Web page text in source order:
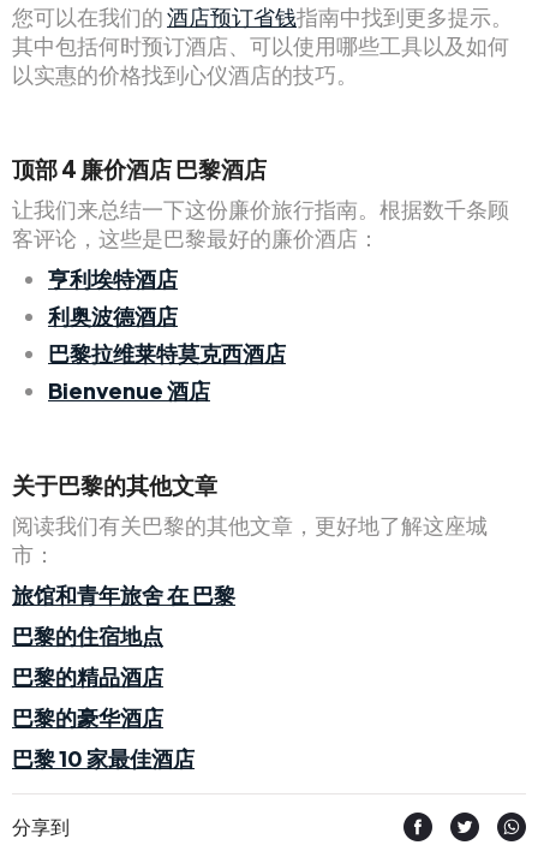
您可以在我们的酒店预订省钱指南中找到更多提示。
其中包括何时预订酒店、可以使用哪些工具以及如何
以实惠的价格找到心仪酒店的技巧。
顶部4 廉价酒店巴黎酒店
让我们来总结一下这份廉价旅行指南。根据数千条顾
客评论，这些是巴黎最好的廉价酒店：
亨利埃特酒店
利奥波德酒店
巴黎拉维莱特莫克西酒店
Bienvenue 酒店
关于巴黎的其他文章
阅读我们有关巴黎的其他文章，更好地了解这座城
市：
旅馆和青年旅舍 在 巴黎
巴黎的住宿地点
巴黎的精品酒店
巴黎的豪华酒店
巴黎 10 家最佳酒店
分享到